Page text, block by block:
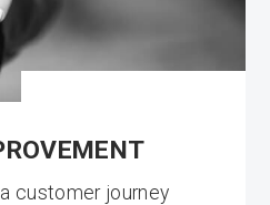
customer journey